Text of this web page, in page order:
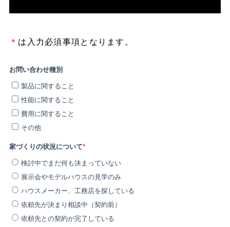
＊ は入力必須事項となります。